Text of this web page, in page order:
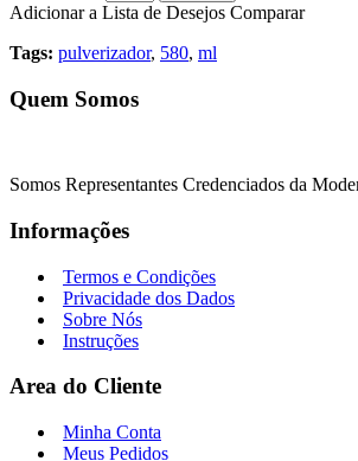
Adicionar a Lista de Desejos Comparar
Tags: pulverizador, 580, ml
Quem Somos
Somos Representantes Credenciados da
Informações
Termos e Condições
Privacidade dos Dados
Sobre Nós
Instruções
Area do Cliente
Minha Conta
Meus Pedidos